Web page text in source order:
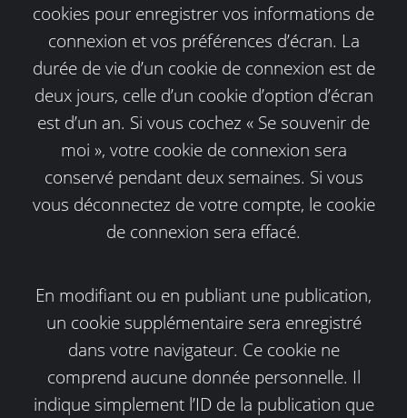
cookies pour enregistrer vos informations de
connexion et vos préférences d’écran. La
durée de vie d’un cookie de connexion est de
deux jours, celle d’un cookie d’option d’écran
est d’un an. Si vous cochez « Se souvenir de
moi », votre cookie de connexion sera
conservé pendant deux semaines. Si vous
vous déconnectez de votre compte, le cookie
de connexion sera effacé.
En modifiant ou en publiant une publication,
un cookie supplémentaire sera enregistré
dans votre navigateur. Ce cookie ne
comprend aucune donnée personnelle. Il
indique simplement l’ID de la publication que